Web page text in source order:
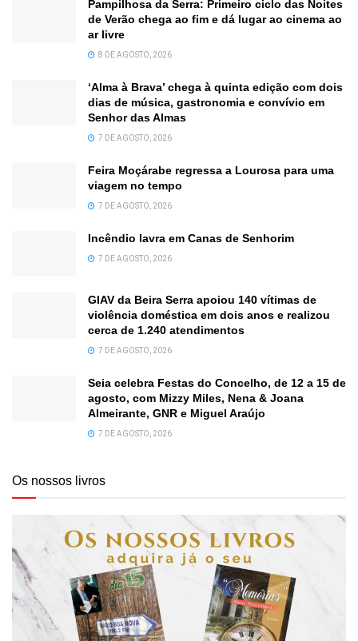
Pampilhosa da Serra: Primeiro ciclo das Noites
de Verão chega ao fim e dá lugar ao cinema ao
ar livre
8 DE AGOSTO, 2026
‘Alma à Brava’ chega à quinta edição com dois
dias de música, gastronomia e convívio em
Senhor das Almas
7 DE AGOSTO, 2026
Feira Moçárabe regressa a Lourosa para uma
viagem no tempo
7 DE AGOSTO, 2026
Incêndio lavra em Canas de Senhorim
7 DE AGOSTO, 2026
GIAV da Beira Serra apoiou 140 vítimas de
violência doméstica em dois anos e realizou
cerca de 1.240 atendimentos
7 DE AGOSTO, 2026
Seia celebra Festas do Concelho, de 12 a 15 de
agosto, com Mizzy Miles, Nena & Joana
Almeirante, GNR e Miguel Araújo
7 DE AGOSTO, 2026
Os nossos livros